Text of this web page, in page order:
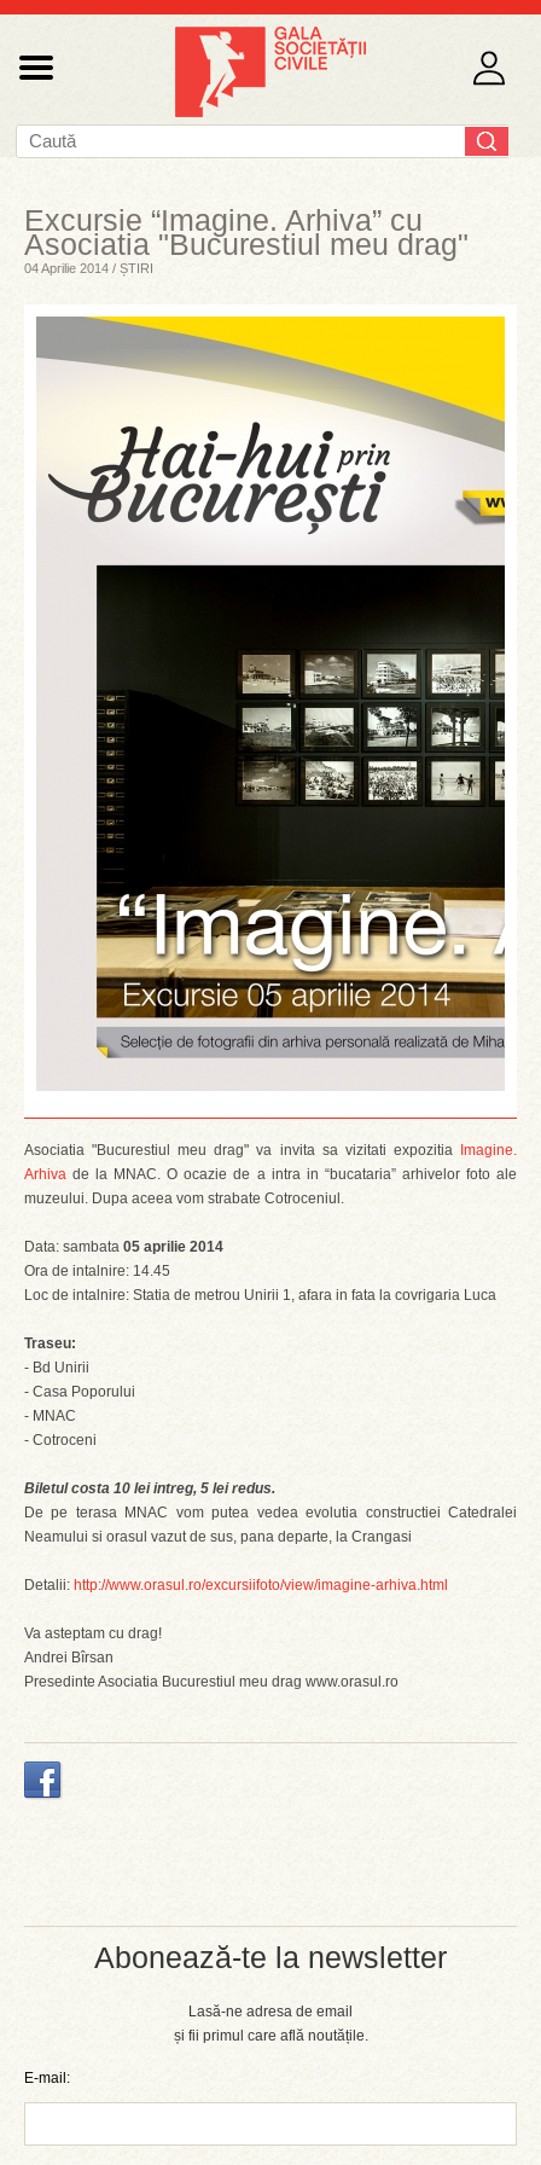
Abonează-te la newsletter
Lasă-ne adresa de email
și fii primul care află noutățile.
E-mail:
Excursie “Imagine. Arhiva” cu
Asociatia "Bucurestiul meu drag"
04 Aprilie 2014 / ȘTIRI
Asociatia "Bucurestiul meu drag" va invita sa vizitati expozitia
Imagine.
Arhiva de la MNAC. O ocazie de a intra in “bucataria” arhivelor foto ale
muzeului. Dupa aceea vom strabate Cotroceniul.
Data: sambata 05 aprilie 2014
Ora de intalnire: 14.45
Loc de intalnire: Statia de metrou Unirii 1, afara in fata la covrigaria Luca
Traseu:
- Bd Unirii
- Casa Poporului
- MNAC
- Cotroceni
Biletul costa 10 lei intreg, 5 lei redus.
De pe terasa MNAC vom putea vedea evolutia constructiei Catedralei
Neamului si orasul vazut de sus, pana departe, la Crangasi
Detalii: http://www.orasul.ro/excursiifoto/view/imagine-arhiva.html
Va asteptam cu drag!
Andrei Bîrsan
Presedinte Asociatia Bucurestiul meu drag www.orasul.ro